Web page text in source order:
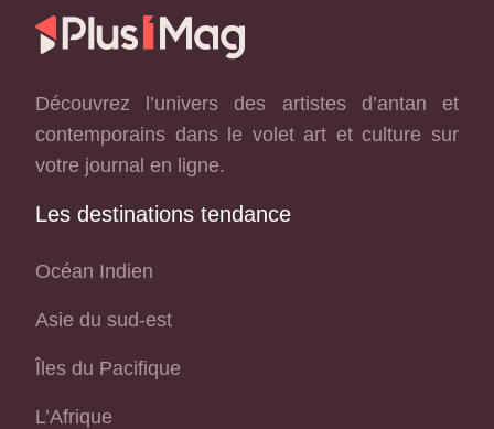
Découvrez l’univers des artistes d’antan et
contemporains dans le volet art et culture sur
votre journal en ligne.
Les destinations tendance
Océan Indien
Asie du sud-est
Îles du Pacifique
L’Afrique